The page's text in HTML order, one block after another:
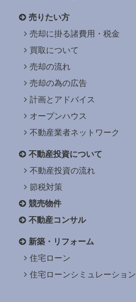
売りたい方
売却に掛る諸費用・税金
買取について
売却の流れ
売却の為の広告
計画とアドバイス
オープンハウス
不動産業者ネットワーク
不動産投資について
不動産投資の流れ
節税対策
競売物件
不動産コンサル
新築・リフォーム
住宅ローン
住宅ローンシミュレーション